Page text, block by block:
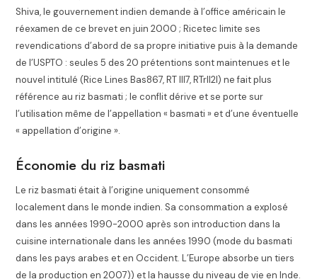
Shiva, le gouvernement indien demande à l’office américain le
réexamen de ce brevet en juin 2000 ; Ricetec limite ses
revendications d’abord de sa propre initiative puis à la demande
de l’USPTO : seules 5 des 20 prétentions sont maintenues et le
nouvel intitulé (Rice Lines Bas867, RT III7, RTrII2I) ne fait plus
référence au riz basmati ; le conflit dérive et se porte sur
l’utilisation même de l’appellation « basmati » et d’une éventuelle
« appellation d’origine ».
Économie du riz basmati
Le riz basmati était à l’origine uniquement consommé
localement dans le monde indien. Sa consommation a explosé
dans les années 1990-2000 après son introduction dans la
cuisine internationale dans les années 1990 (mode du basmati
dans les pays arabes et en Occident. L’Europe absorbe un tiers
de la production en 2007)) et la hausse du niveau de vie en Inde.